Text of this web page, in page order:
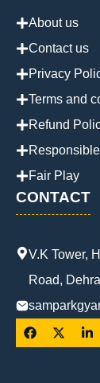
About us
Contact us
Privacy
Terms and
Refund
Fair Play
CONTACT
V.K Tower,
Road,